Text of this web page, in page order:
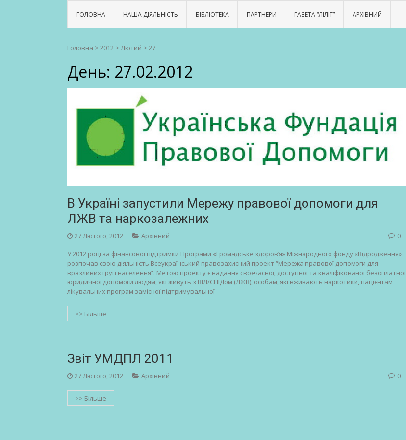
ГОЛОВНА НАША ДІЯЛЬНІСТЬ БІБЛІОТЕКА ПАРТНЕРИ ГАЗЕТА “ЛІЛІТ” АРХІВНИЙ
Головна > 2012 > Лютий > 27
День: 27.02.2012
В Україні запустили Мережу правової допомоги для
ЛЖВ та наркозалежних
27 Лютого, 2012 Архівний 0
У 2012 році за фінансової підтримки Програми «Громадське здоров’я» Міжнародного фонду «Відродження»
розпочав свою діяльність Всеукраїнський правозахисний проект “Мережа правової допомоги для
вразливих груп населення”. Метою проекту є надання своєчасної, доступної та кваліфікованої безоплатної
юридичної допомоги людям, які живуть з ВІЛ/СНІДом (ЛЖВ), особам, які вживають наркотики, пацієнтам
лікувальних програм замісної підтримувальної
>> Більше
Звіт УМДПЛ 2011
27 Лютого, 2012 Архівний 0
>> Більше